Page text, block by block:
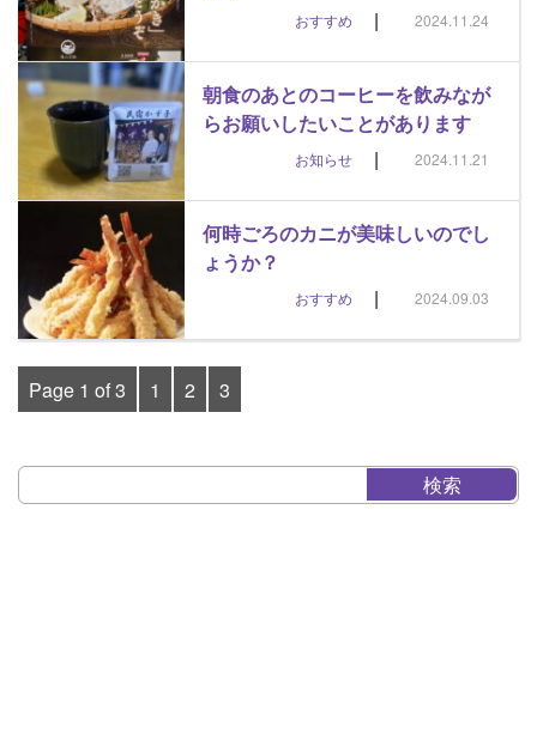
おすすめ | 2024.11.24
朝食のあとのコーヒーを飲みなが
らお願いしたいことがあります
お知らせ | 2024.11.21
何時ごろのカニが美味しいのでし
ょうか？
おすすめ | 2024.09.03
Page 1 of 3 1 2 3